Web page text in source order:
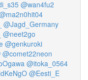
@wan4fu2
@Jagd_Germany
@neet2go
@genkuroki
@comet22neon
@itoka_0564
@Eesti_E